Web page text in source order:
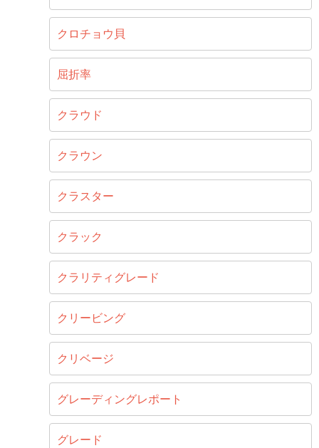
クロチョウ貝
屈折率
クラウド
クラウン
クラスター
クラック
クラリティグレード
クリービング
クリベージ
グレーディングレポート
グレード